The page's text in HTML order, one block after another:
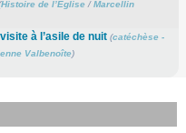
Histoire de l’Eglise/Marcellin
à l’asile de nuit (catéchèse -
Valbenoîte)